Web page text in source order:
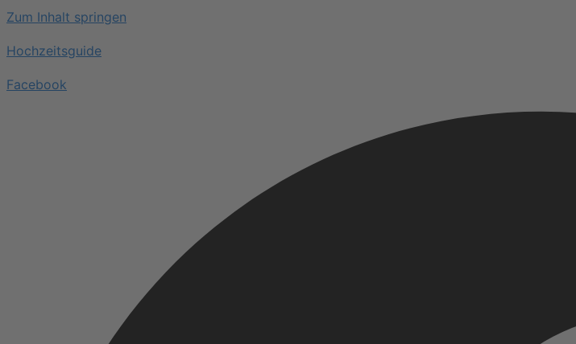
Zum Inhalt springen
Hochzeitsguide
Facebook